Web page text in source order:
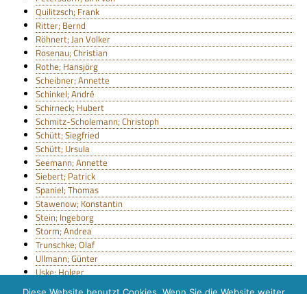
Quilitzsch; Frank
Ritter; Bernd
Röhnert; Jan Volker
Rosenau; Christian
Rothe; Hansjörg
Scheibner; Annette
Schinkel; André
Schirneck; Hubert
Schmitz-Scholemann; Christoph
Schütt; Siegfried
Schütt; Ursula
Seemann; Annette
Siebert; Patrick
Spaniel; Thomas
Stawenow; Konstantin
Stein; Ingeborg
Storm; Andrea
Trunschke; Olaf
Ullmann; Günter
Uske; Holger
Weston-Weidemann; Beate